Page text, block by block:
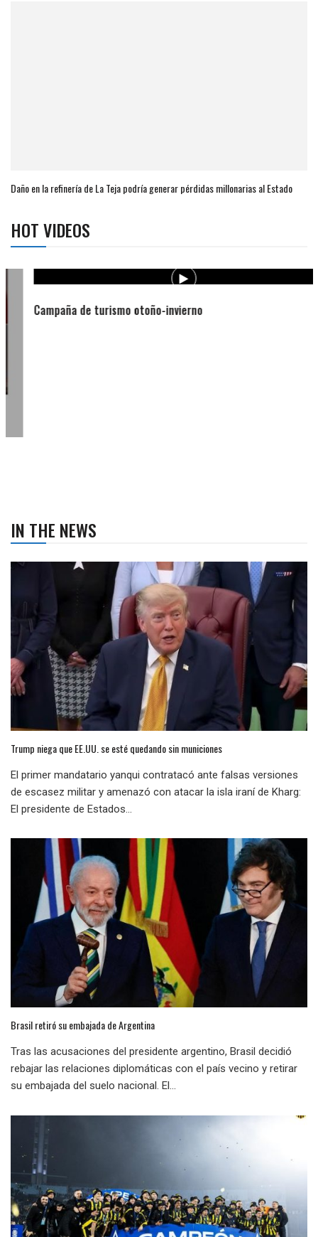
Daño en la refinería de La Teja podría generar pérdidas millonarias al Estado
HOT VIDEOS
Campaña de turismo otoño-invierno
IN THE NEWS
Trump niega que EE.UU. se esté quedando sin municiones
El primer mandatario yanqui contratacó ante falsas versiones
de escasez militar y amenazó con atacar la isla iraní de Kharg:
El presidente de Estados...
Brasil retiró su embajada de Argentina
Tras las acusaciones del presidente argentino, Brasil decidió
rebajar las relaciones diplomáticas con el país vecino y retirar
su embajada del suelo nacional. El...